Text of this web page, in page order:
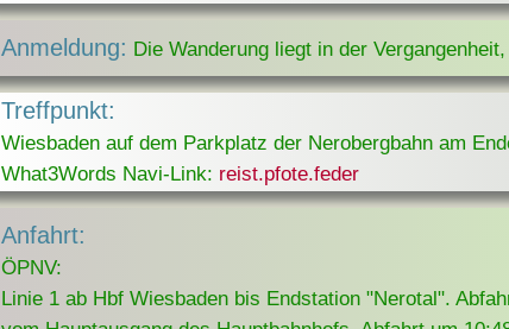
Anmeldung: Die Wanderung liegt in der
Treffpunkt:
Wiesbaden auf dem Parkplatz der Nerobergbahn am
What3Words Navi-Link: reist.pfote.feder
Anfahrt:
ÖPNV:
Linie 1 ab Hbf Wiesbaden bis Endstation "Nerotal".